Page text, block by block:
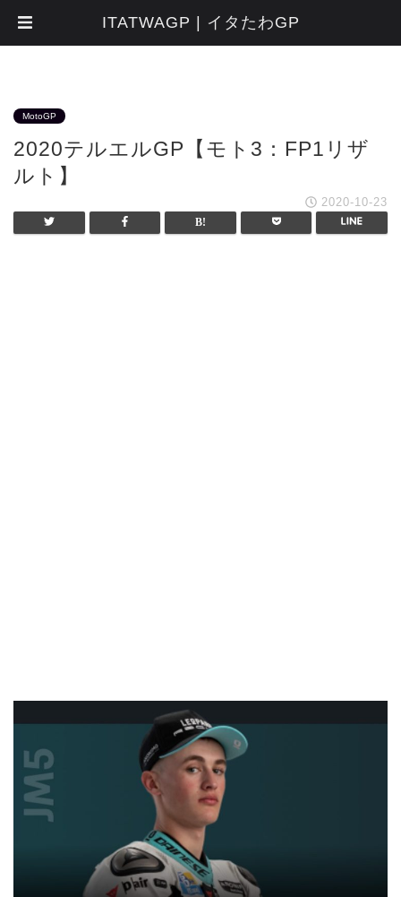
MotoGP
2020テルエルGP【モト3：FP1リザ
ルト】
2020-10-23
ITATWAGP | イタたわGP